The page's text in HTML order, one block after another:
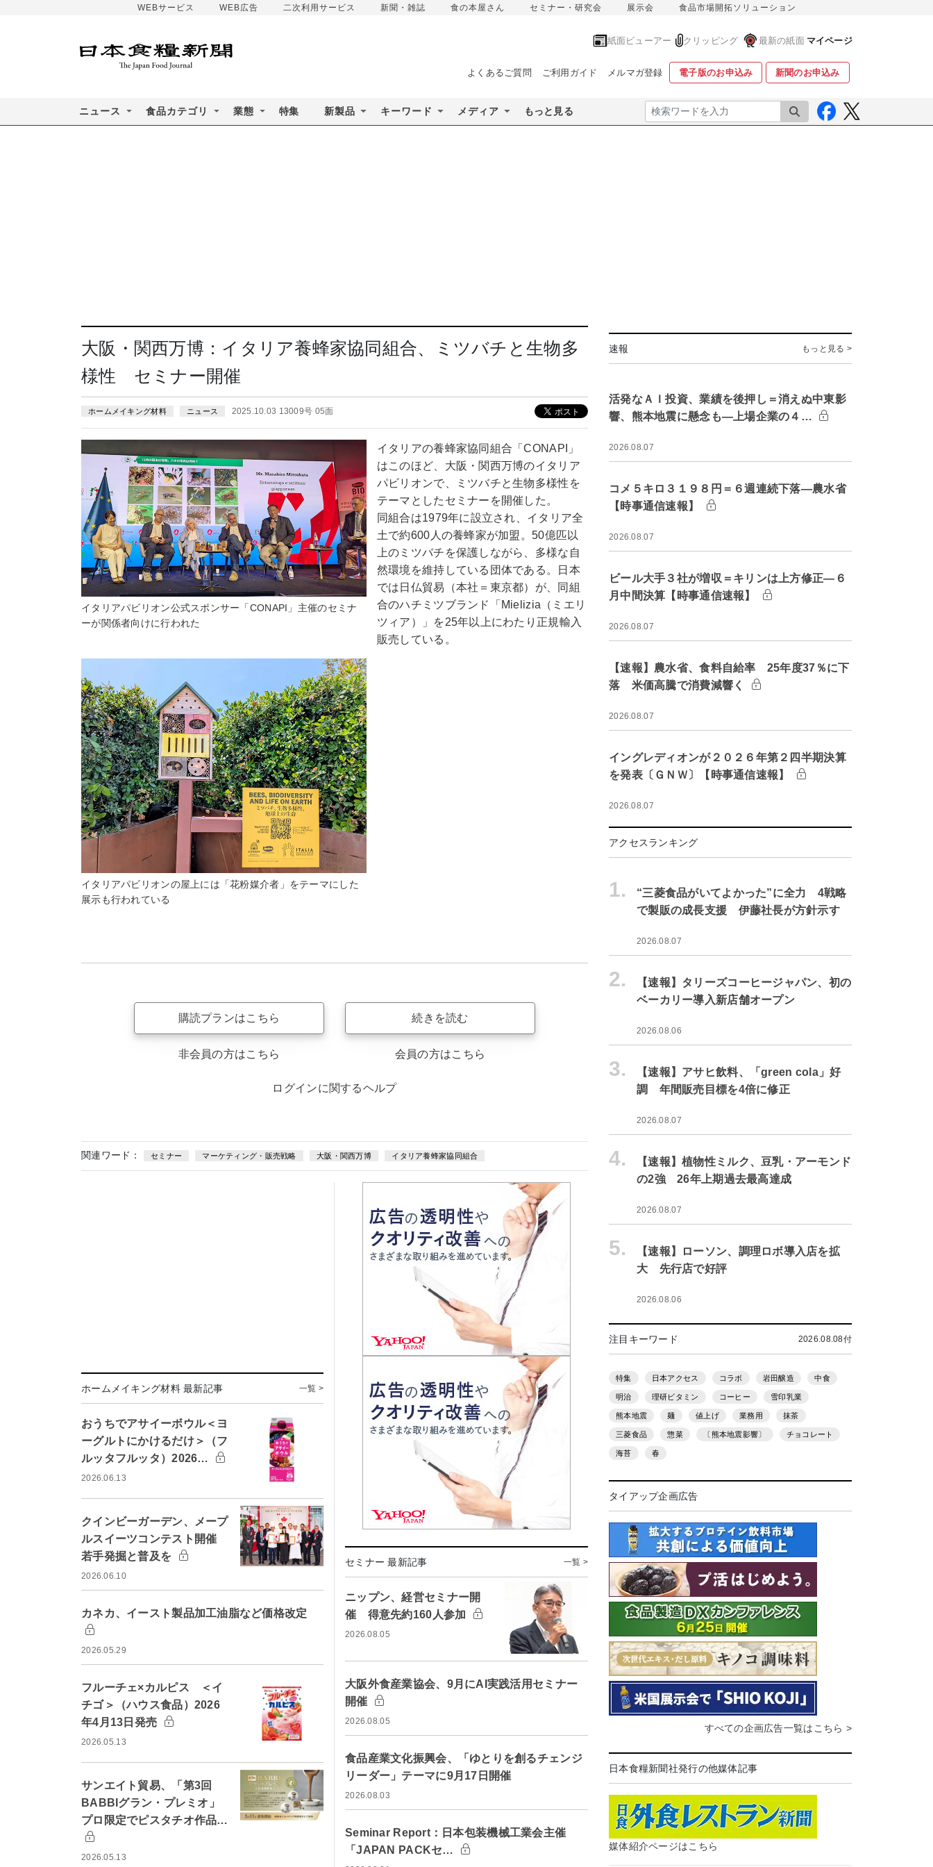
WEBサービス WEB広告 二次利用サービス 新聞・雑誌 食の本屋さん セミナー・研究会 展示会 食品市場開拓ソリューション
紙面ビューアー クリッピング 最新の紙面 マイページ
よくあるご質問 ご利用ガイド メルマガ登録 電子版のお申込み 新聞のお申込み
ニュース 食品カテゴリ 業態 特集 新製品 キーワード メディア もっと見る 検索
大阪・関西万博：イタリア養蜂家協同組合、ミツバチと生物多
様性 セミナー開催
ホームメイキング材料 ニュース 2025.10.03 13009号 05面
イタリアパビリオン公式スポンサー「CONAPI」主催のセミナ
ーが関係者向けに行われた
イタリアパビリオンの屋上には「花粉媒介者」をテーマにした
展示も行われている
イタリアの養蜂家協同組合「CONAPI」
はこのほど、大阪・関西万博のイタリア
パビリオンで、ミツバチと生物多様性を
テーマとしたセミナーを開催した。
同組合は1979年に設立され、イタリア全
土で約600人の養蜂家が加盟。50億匹以
上のミツバチを保護しながら、多様な自
然環境を維持している団体である。日本
では日仏貿易（本社＝東京都）が、同組
合のハチミツブランド「Mielizia（ミエリ
ツィア）」を25年以上にわたり正規輸入
販売している。
購読プランはこちら
非会員の方はこちら
続きを読む
会員の方はこちら
ログインに関するヘルプ
関連ワード： セミナー マーケティング・販売戦略 大阪・関西万博 イタリア養蜂家協同組合
ホームメイキング材料 最新記事 一覧 >
おうちでアサイーボウル＜ヨ
ーグルトにかけるだけ＞（フ
ルッタフルッタ）2026…
2026.06.13
クインビーガーデン、メープ
ルスイーツコンテスト開催
若手発掘と普及を
2026.06.10
カネカ、イースト製品加工油脂など価格改定
2026.05.29
フルーチェ×カルピス ＜イ
チゴ＞（ハウス食品）2026
年4月13日発売
2026.05.13
サンエイト貿易、「第3回
BABBIグラン・プレミオ」
プロ限定でピスタチオ作品…
2026.05.13
セミナー 最新記事 一覧 >
ニップン、経営セミナー開
催 得意先約160人参加
2026.08.05
大阪外食産業協会、9月にAI実践活用セミナー
開催
2026.08.05
食品産業文化振興会、「ゆとりを創るチェンジ
リーダー」テーマに9月17日開催
2026.08.03
Seminar Report：日本包装機械工業会主催
「JAPAN PACKセ…
速報 もっと見る >
活発なＡＩ投資、業績を後押し＝消えぬ中東影
響、熊本地震に懸念も―上場企業の４…
2026.08.07
コメ５キロ３１９８円＝６週連続下落―農水省
【時事通信速報】
2026.08.07
ビール大手３社が増収＝キリンは上方修正―６
月中間決算【時事通信速報】
2026.08.07
【速報】農水省、食料自給率 25年度37％に下
落 米価高騰で消費減響く
2026.08.07
イングレディオンが２０２６年第２四半期決算
を発表〔ＧＮＷ〕【時事通信速報】
2026.08.07
アクセスランキング
1.
“三菱食品がいてよかった”に全力 4戦略
で製販の成長支援 伊藤社長が方針示す
2026.08.07
2.
【速報】タリーズコーヒージャパン、初の
ベーカリー導入新店舗オープン
2026.08.06
3.
【速報】アサヒ飲料、「green cola」好
調 年間販売目標を4倍に修正
2026.08.07
4.
【速報】植物性ミルク、豆乳・アーモンド
の2強 26年上期過去最高達成
2026.08.07
5.
【速報】ローソン、調理ロボ導入店を拡
大 先行店で好評
2026.08.06
注目キーワード 2026.08.08付
特集 日本アクセス コラボ 岩田醸造 中食
明治 理研ビタミン コーヒー 雪印乳業
熊本地震 麺 値上げ 業務用 抹茶
三菱食品 惣菜 〔熊本地震影響〕 チョコレート
海苔 春
タイアップ企画広告
すべての企画広告一覧はこちら >
日本食糧新聞社発行の他媒体記事
媒体紹介ページはこちら